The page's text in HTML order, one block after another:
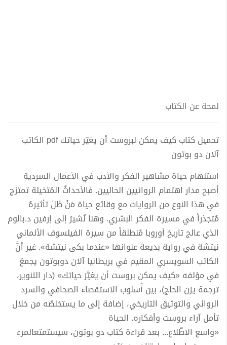
لمحة عن الكتاب
تحميل كتاب كيف يمكن لبروست أن يغيّر حياتك pdf الكاتب
آلان دو بوتون
استلهام حياة مشاهير الفكر والأدب في الأعمال السردية
أصبح مدار اهتمام الروائيين الحاليين. فالأحداثُ المُتخيلة تمتزج
في هذا النوع من الروايات مع وقائع حياة مَنْ ظَلَ تأثيرهُ
مُتجذراً في مسيرة الفكر البشري. وهنا نُشيرُ إلى إرفين د.بالوم
الذي عالج تاريخ أوروبا مُنطلقاً من سيرة الفيلسوف الألماني
نيتشة في رواية بديعة عنوانها «عندما بكى نيتشة». غير أنَّ
الكاتب السويسري المقيم في بريطانيا آلان دوبوتون يجمعُ
في مؤلفه «كيف يمكن بروست أن يغيَّرَ حياتك» (دار التنوير،
ترجمة يزن الحاج)، بين أُسلوب الاستقصاء الصحافي والسرد
الروائي والتوثيق التاريخي، إضافة إلى ما يستخلصُه من خلال
تأمل آراء بروست وأفكاره. الحياة
«واسع الاطّلاع... بعد قراءة كتاب دو بوتون، سيستمتعالمرء